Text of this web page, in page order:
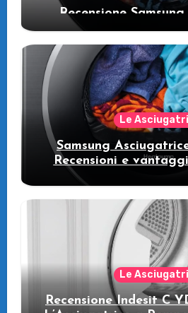
Recensione
WW11DB7B94GE/
intelligente che fa
Le
Samsung
Recensioni e
Le
Recensione Indesit C